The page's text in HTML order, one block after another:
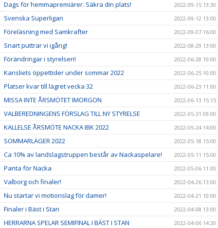
Dags för hemmapremiärer. Säkra din plats! 2022-09-15 13:30
Svenska Superligan 2022-09-12 13:00
Föreläsning med Samkrafter 2022-09-07 16:00
Snart puttrar vi igång! 2022-08-29 13:00
Förändringar i styrelsen! 2022-06-28 10:00
Kansliets öppettider under sommar 2022 2022-06-25 10:00
Platser kvar till lägret vecka 32 2022-06-23 11:00
MISSA INTE ÅRSMÖTET IMORGON 2022-06-13 15:15
VALBEREDNINGENS FÖRSLAG TILL NY STYRELSE 2022-05-31 09:00
KALLELSE ÅRSMÖTE NACKA IBK 2022 2022-05-24 14:00
SOMMARLÄGER 2022 2022-05-18 15:00
Ca 10% av landslagstruppen består av Nackaspelare! 2022-05-11 15:00
Panta för Nacka 2022-05-06 11:00
Valborg och finaler! 2022-04-26 13:00
Nu startar vi motionslag för damer! 2022-04-21 10:00
Finaler i Bäst i Stan 2022-04-08 13:00
HERRARNA SPELAR SEMIFINAL I BÄST I STAN 2022-04-06 14:20